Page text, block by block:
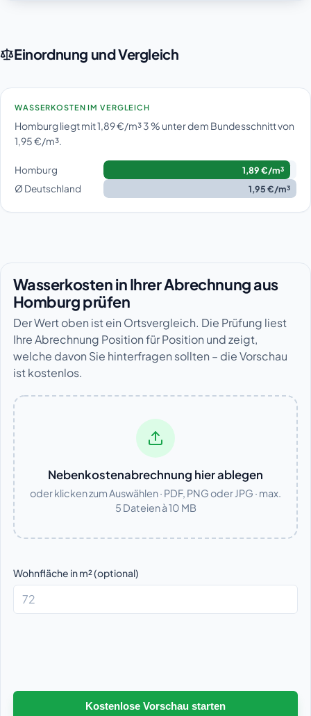
Einordnung und Vergleich
WASSERKOSTEN IM VERGLEICH
Homburg liegt mit 1,89 €/m³ 3 % unter dem Bundesschnitt von
1,95 €/m³.
Homburg 1,89 €/m³
Ø Deutschland 1,95 €/m³
Wasserkosten in Ihrer Abrechnung aus
Homburg prüfen
Der Wert oben ist ein Ortsvergleich. Die Prüfung liest
Ihre Abrechnung Position für Position und zeigt,
welche davon Sie hinterfragen sollten – die Vorschau
ist kostenlos.
Nebenkostenabrechnung hier ablegen
oder klicken zum Auswählen · PDF, PNG oder JPG · max.
5 Dateien à 10 MB
Wohnfläche in m² (optional)
Kostenlose Vorschau starten